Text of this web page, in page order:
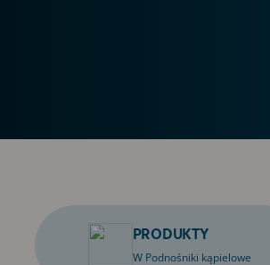
PRODUKTY
W Podnośniki kąpielowe